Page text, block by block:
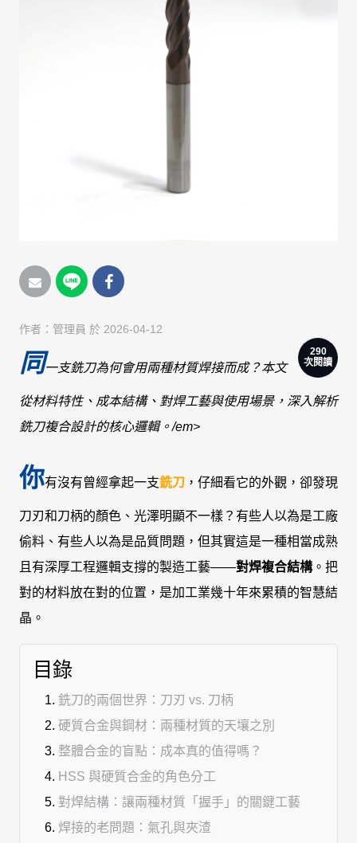
作者： 管理員 於 2026-04-12
290
次閱讀
同一支銑刀為何會用兩種材質焊接而成？本文
從材料特性、成本結構、對焊工藝與使用場景，深入解析
銑刀複合設計的核心邏輯。/em>
你有沒有曾經拿起一支銑刀 ，仔細看它的外觀，卻發現
刀刃和刀柄的顏色、光澤明顯不一樣？有些人以為是工廠
偷料、有些人以為是品質問題，但其實這是一種相當成熟
且有深厚工程邏輯支撐的製造工藝——對焊複合結構。把
對的材料放在對的位置，是加工業幾十年來累積的智慧結
晶。
目錄
銑刀的兩個世界：刀刃 vs. 刀柄
硬質合金與鋼材：兩種材質的天壤之別
整體合金的盲點：成本真的值得嗎？
HSS 與硬質合金的角色分工
對焊結構：讓兩種材質「握手」的關鍵工藝
焊接的老問題：氣孔與夾渣